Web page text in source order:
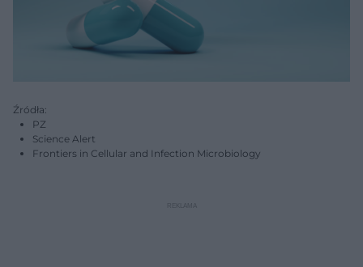
Źródła:
PZ
Science Alert
Frontiers in Cellular and Infection Microbiology